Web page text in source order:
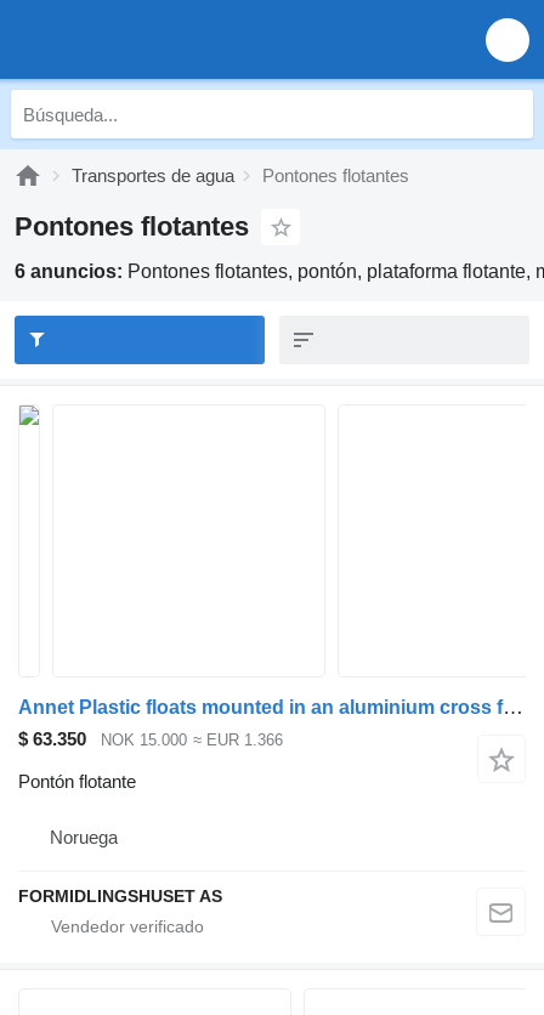
Transportes de agua Pontones flotantes
Pontones flotantes
6 anuncios: Pontones flotantes, pontón, plataforma flotante,
Annet Plastic floats mounted in an aluminium cross frame
$ 63.350 NOK 15.000 ≈ EUR 1.366
Pontón flotante
Noruega
FORMIDLINGSHUSET AS